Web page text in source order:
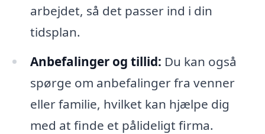
arbejdet, så det passer ind i din
tidsplan.
Anbefalinger og tillid: Du kan også
spørge om anbefalinger fra venner
eller familie, hvilket kan hjælpe dig
med at finde et pålideligt firma.